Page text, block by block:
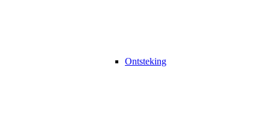
Ontsteking